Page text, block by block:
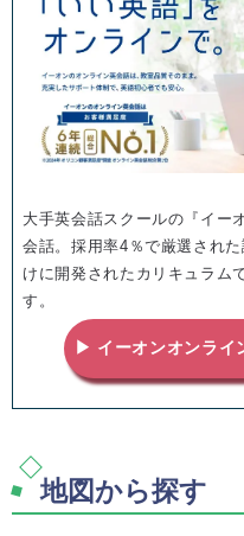
大手英会話スクールの『イー
会話。採用率4％で厳選され
けに開発されたカリキュラム
す。
▶ イーオンオンライ
地図から探す